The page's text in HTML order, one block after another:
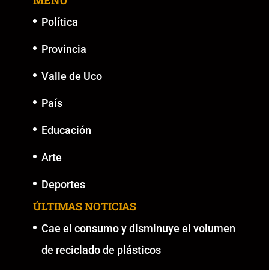
Política
Provincia
Valle de Uco
País
Educación
Arte
Deportes
ÚLTIMAS NOTICIAS
Cae el consumo y disminuye el volumen
de reciclado de plásticos